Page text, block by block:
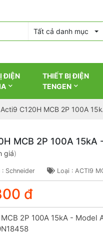
Tất cả danh mục
ĐIỆN
THIẾT BỊ ĐIỆN
TENGEN
Acti9 C120H MCB 2P 100A
MCB 2P 100A 15kA
giá)
Schneider Loại : ACTI9
đ
2P 100A 15kA - Model